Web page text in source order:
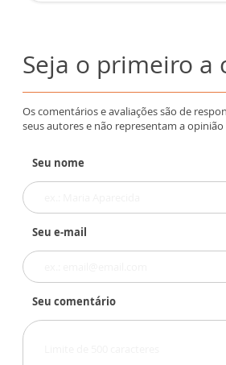
Seja o primeiro a
Os comentários e avaliações são de
seus autores e não representam a
Seu nome
Seu e-mail
Seu comentário